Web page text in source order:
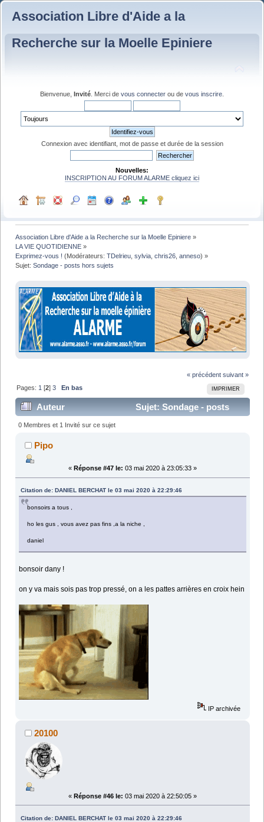
Association Libre d'Aide a la
Recherche sur la Moelle Epiniere
Bienvenue, Invité . Merci de vous connecter ou de vous inscrire
Connexion avec identifiant, mot de passe et durée de la session
Nouvelles:
INSCRIPTION AU FORUM ALARME cliquez ici
Association Libre d'Aide a la Recherche sur la Moelle Epiniere »
LA VIE QUOTIDIENNE »
Exprimez-vous ! (Modérateurs:TDelrieu ,sylvia ,chris26 ,anneso) »
Sujet:Sondage - posts hors sujets
« précédent suivant »
IMPRIMER
Pages: 1 [2]3 En bas
Auteur
Sujet: Sondage - posts
hors sujets (Lu 41758 fois)
0 Membres et 1 Invité sur ce sujet
Pipo
« Réponse #47 le: 03 mai 2020 à 23:05:33 »
Citation de: DANIEL BERCHAT le 03 mai 2020 à 22:29:46
bonsoirs a tous ,
ho les gus , vous avez pas fins ,a la niche ,
daniel
bonsoir dany !
on y va mais sois pas trop pressé, on a les pattes arrières en croix hein
IP archivée
20100
« Réponse #46 le: 03 mai 2020 à 22:50:05 »
Citation de: DANIEL BERCHAT le 03 mai 2020 à 22:29:46